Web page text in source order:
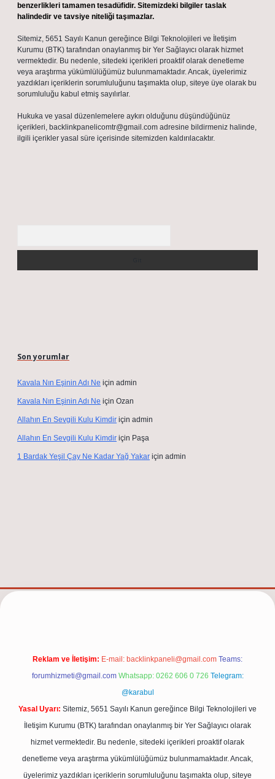
benzerlikleri tamamen tesadüfidir. Sitemizdeki bilgiler taslak
halindedir ve tavsiye niteliği taşımazlar.
Sitemiz, 5651 Sayılı Kanun gereğince Bilgi Teknolojileri ve İletişim
Kurumu (BTK) tarafından onaylanmış bir Yer Sağlayıcı olarak hizmet
vermektedir. Bu nedenle, sitedeki içerikleri proaktif olarak denetleme
veya araştırma yükümlülüğümüz bulunmamaktadır. Ancak, üyelerimiz
yazdıkları içeriklerin sorumluluğunu taşımakta olup, siteye üye olarak bu
sorumluluğu kabul etmiş sayılırlar.
Hukuka ve yasal düzenlemelere aykırı olduğunu düşündüğünüz
içerikleri, backlinkpanelicomtr@gmail.com adresine bildirmeniz halinde,
ilgili içerikler yasal süre içerisinde sitemizden kaldırılacaktır.
Son yorumlar
Kavala Nın Eşinin Adı Ne için admin
Kavala Nın Eşinin Adı Ne için Ozan
Allahın En Sevgili Kulu Kimdir için admin
Allahın En Sevgili Kulu Kimdir için Paşa
1 Bardak Yeşil Çay Ne Kadar Yağ Yakar için admin
Reklam ve İletişim: E-mail: backlinkpaneli@gmail.com Teams:
forumhizmeti@gmail.com Whatsapp: 0262 606 0 726 Telegram:
@karabul
Yasal Uyarı: Sitemiz, 5651 Sayılı Kanun gereğince Bilgi Teknolojileri ve
İletişim Kurumu (BTK) tarafından onaylanmış bir Yer Sağlayıcı olarak
hizmet vermektedir. Bu nedenle, sitedeki içerikleri proaktif olarak
denetleme veya araştırma yükümlülüğümüz bulunmamaktadır. Ancak,
üyelerimiz yazdıkları içeriklerin sorumluluğunu taşımakta olup, siteye